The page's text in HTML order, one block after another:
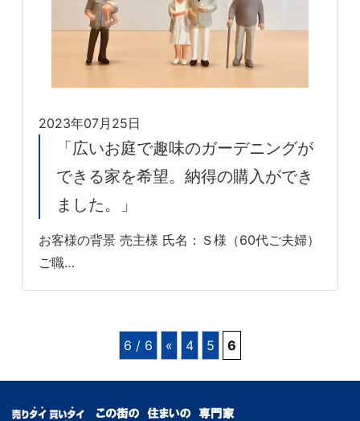
2023年07月25日
「広いお庭で趣味のガーデニングが
できる家を希望。納得の購入ができ
ました。」
お客様の背景 売主様 氏名：Ｓ様（60代ご夫婦）
ご職…
6 / 6 « 4 5 6